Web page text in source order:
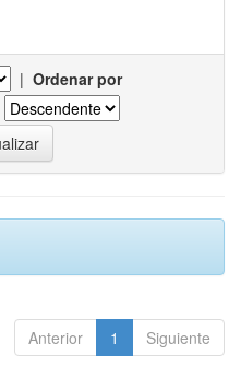
| Ordenar por
Anterior 1 Siguiente